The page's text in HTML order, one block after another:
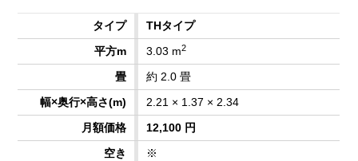
THタイプ
3.03 m2
約 2.0 畳
2.21 × 1.37 × 2.34
12,100 円
※